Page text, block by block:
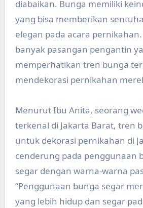
diabaikan. Bunga memiliki
yang bisa memberikan
elegan pada acara
banyak pasangan pengantin
memperhatikan tren bunga
mendekorasi pernikahan
Menurut Ibu Anita, seorang
terkenal di Jakarta Barat, tren
untuk dekorasi pernikahan di
cenderung pada penggunaan
segar dengan warna-warna
“Penggunaan bunga segar
yang lebih hidup dan segar